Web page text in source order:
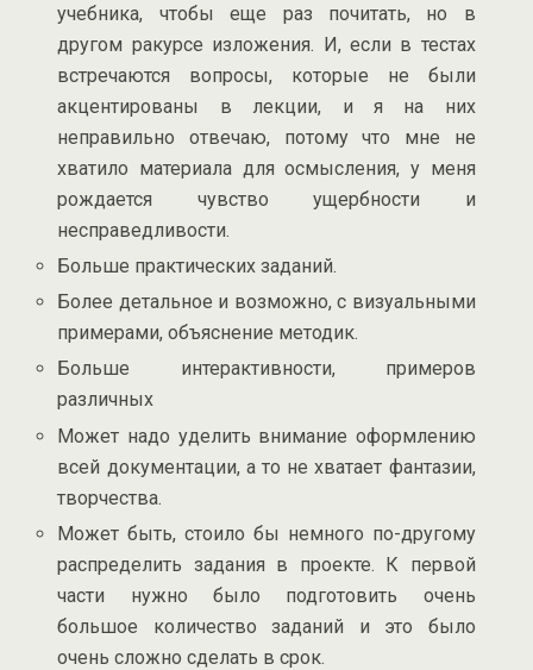
учебника, чтобы еще раз почитать, но в
другом ракурсе изложения. И, если в тестах
встречаются вопросы, которые не были
акцентированы в лекции, и я на них
неправильно отвечаю, потому что мне не
хватило материала для осмысления, у меня
рождается чувство ущербности и
несправедливости.
Больше практических заданий.
Более детальное и возможно, с визуальными
примерами, объяснение методик.
Больше интерактивности, примеров
различных
Может надо уделить внимание оформлению
всей документации, а то не хватает фантазии,
творчества.
Может быть, стоило бы немного по-другому
распределить задания в проекте. К первой
части нужно было подготовить очень
большое количество заданий и это было
очень сложно сделать в срок.